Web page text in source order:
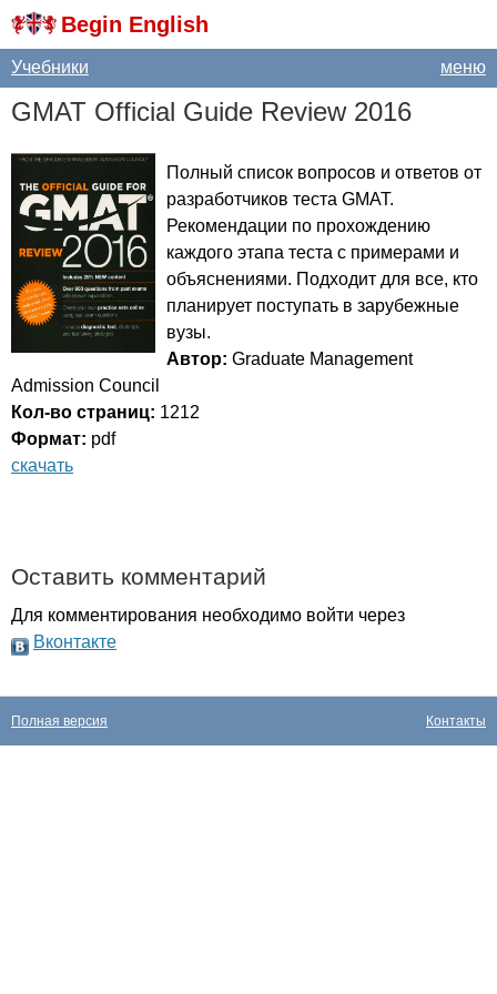
Begin English
меню
Учебники
GMAT Official Guide Review2016
Полный список вопросов и ответов от
разработчиков теста GMAT.
Рекомендации по прохождению
каждого этапа теста с примерами и
объяснениями. Подходит для все, кто
планирует поступать в зарубежные
вузы.
Автор: Graduate Management
Admission Council
Кол-во страниц: 1212
Формат: pdf
скачать
Оставить комментарий
Для комментирования необходимо войти через
Вконтакте
Контакты
Полная версия